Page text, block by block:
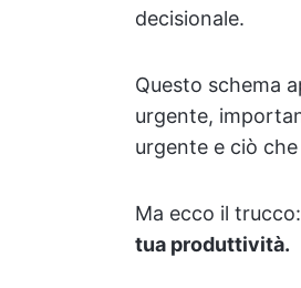
decisionale.
Questo schema
urgente,
urgente e ciò
Ma ecco il trucco:
tua produttività.